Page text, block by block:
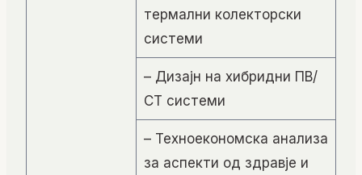
термални колекторски
системи
– Дизајн на хибридни ПВ/
СТ системи
– Техноекономска анализа
за аспекти од здравје и